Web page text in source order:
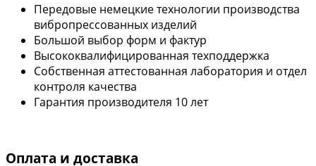
Передовые немецкие технологии производства
вибропрессованных изделий
Большой выбор форм и фактур
Высококвалифицированная техподдержка
Собственная аттестованная лаборатория и отдел
контроля качества
Гарантия производителя 10 лет
Оплата и доставка